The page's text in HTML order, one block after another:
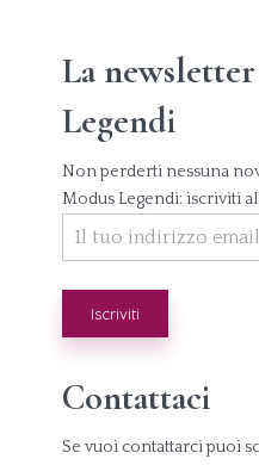
La
Legendi
Non perderti nessuna
Modus Legendi: iscriviti
Contattaci
Se vuoi contattarci puoi